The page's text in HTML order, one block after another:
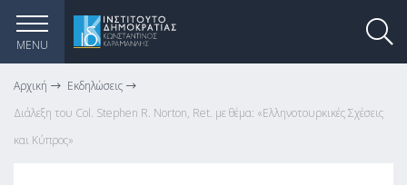
MENU
Αρχική
Εκδηλώσεις
Διάλεξη του Col. Stephen R. Norton, Ret. με θέμα: «Ελληνοτουρκικές Σχέσεις
και Κύπρος»